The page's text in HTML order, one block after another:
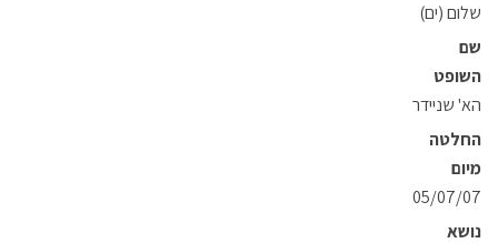
שלום (ים)
שם
השופט
הא' שניידר
החלטה
מיום
05/07/07
נושא